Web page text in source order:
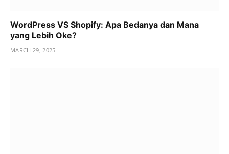
WordPress VS Shopify: Apa Bedanya dan Mana
yang Lebih Oke?
MARCH 29, 2025